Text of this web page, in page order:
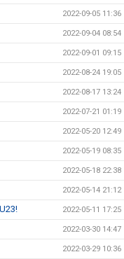
2022-09-05 11:36
2022-09-04 08:54
2022-09-01 09:15
2022-08-24 19:05
2022-08-17 13:24
2022-07-21 01:19
2022-05-20 12:49
2022-05-19 08:35
2022-05-18 22:38
2022-05-14 21:12
2022-05-11 17:25
2022-03-30 14:47
2022-03-29 10:36